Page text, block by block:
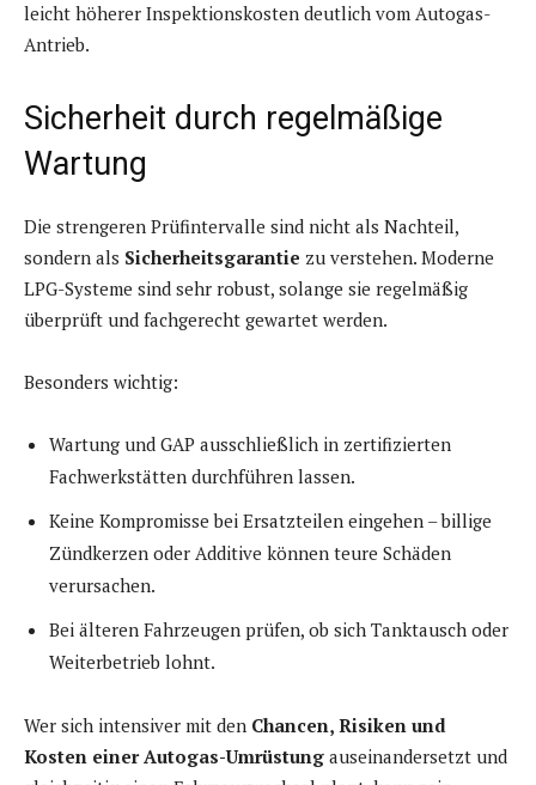
leicht höherer Inspektionskosten deutlich vom Autogas-
Antrieb.
Sicherheit durch regelmäßige
Wartung
Die strengeren Prüfintervalle sind nicht als Nachteil,
sondern als Sicherheitsgarantie zu verstehen. Moderne
LPG-Systeme sind sehr robust, solange sie regelmäßig
überprüft und fachgerecht gewartet werden.
Besonders wichtig:
Wartung und GAP ausschließlich in zertifizierten
Fachwerkstätten durchführen lassen.
Keine Kompromisse bei Ersatzteilen eingehen – billige
Zündkerzen oder Additive können teure Schäden
verursachen.
Bei älteren Fahrzeugen prüfen, ob sich Tanktausch oder
Weiterbetrieb lohnt.
Wer sich intensiver mit den Chancen, Risiken und
Kosten einer Autogas-Umrüstung auseinandersetzt und